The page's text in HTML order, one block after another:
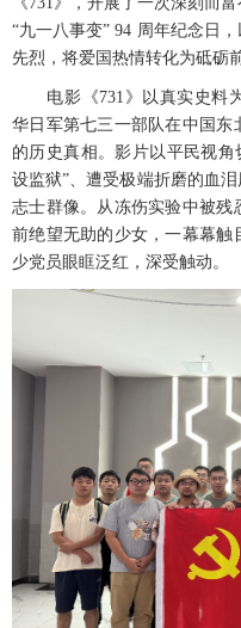
“九一八事变”94 周年纪念日
先烈，将爱国热情转化为砥砺
电影《731 》以真实史料
华日军第七三一部队在中国
的历史真相。影片以平民视
设监狱”、遭受极端折磨的血
志士群像。从冻伤实验中被残
前绝望无助的少女，一幕幕触
少党员眼眶泛红，深受触动。